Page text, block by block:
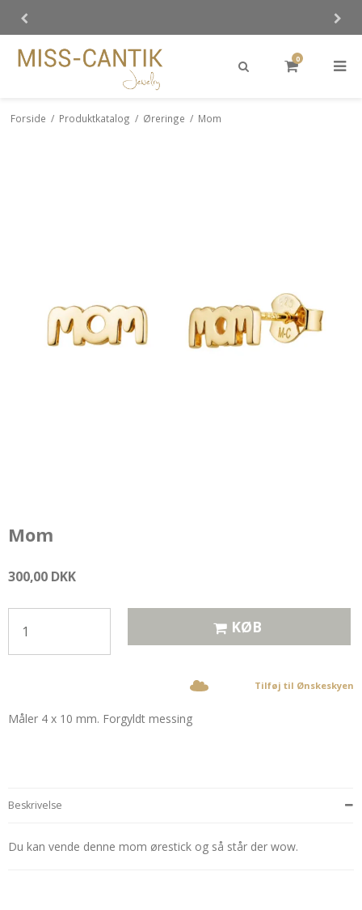
0
Forside / Produktkatalog / Øreringe / Mom
Mom
300,00 DKK
KØB
Tilføj til Ønskeskyen
Måler 4 x 10 mm. Forgyldt messing
Beskrivelse
Du kan vende denne mom ørestick og så står der wow.